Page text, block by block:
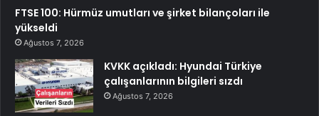
FTSE 100: Hürmüz umutları ve şirket bilançoları ile
yükseldi
Ağustos 7, 2026
KVKK açıkladı: Hyundai Türkiye
çalışanlarının bilgileri sızdı
Ağustos 7, 2026